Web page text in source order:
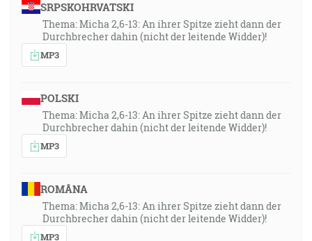
SRPSKOHRVATSKI
Thema: Micha 2,6-13: An ihrer Spitze zieht dann der
Durchbrecher dahin (nicht der leitende Widder)!
MP3
POLSKI
Thema: Micha 2,6-13: An ihrer Spitze zieht dann der
Durchbrecher dahin (nicht der leitende Widder)!
MP3
ROMÂNA
Thema: Micha 2,6-13: An ihrer Spitze zieht dann der
Durchbrecher dahin (nicht der leitende Widder)!
MP3